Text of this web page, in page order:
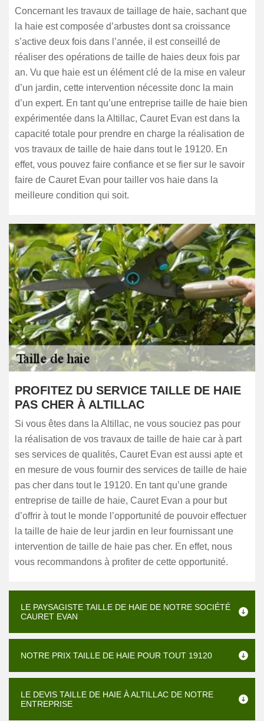
Concernant les travaux de taillage de haie, sachant que
la haie est composée d’arbustes dont sa croissance
s’active deux fois dans l’année, il est conseillé de
réaliser des opérations de taille de haies deux fois par
an. Vu que haie est un élément clé de la mise en valeur
d’un jardin, cette intervention nécessite donc la main
d’un expert. En tant qu’une entreprise taille de haie bien
expérimentée dans la Altillac, Cauret Evan est dans la
capacité totale pour prendre en charge la réalisation de
vos travaux de taille de haie dans tout le 19120. En
effet, vous pouvez faire confiance et se fier sur le savoir
faire de Cauret Evan pour tailler vos haie dans la
meilleure condition qui soit.
PROFITEZ DU SERVICE TAILLE DE HAIE
PAS CHER À ALTILLAC
Si vous êtes dans la Altillac, ne vous souciez pas pour
la réalisation de vos travaux de taille de haie car à part
ses services de qualités, Cauret Evan est aussi apte et
en mesure de vous fournir des services de taille de haie
pas cher dans tout le 19120. En tant qu’une grande
entreprise de taille de haie, Cauret Evan a pour but
d’offrir à tout le monde l’opportunité de pouvoir effectuer
la taille de haie de leur jardin en leur fournissant une
intervention de taille de haie pas cher. En effet, nous
vous recommandons à profiter de cette opportunité.
LE PAYSAGISTE TAILLE DE HAIE DE NOTRE SOCIÉTÉ
CAURET EVAN
NOTRE PRIX TAILLE DE HAIE POUR TOUT 19120
LE DEVIS TAILLE DE HAIE À ALTILLAC DE NOTRE
ENTREPRISE